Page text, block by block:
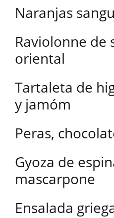
Naranjas
Raviolonne de
oriental
Tartaleta de
y jamóm
Peras,
Gyoza de
mascarpone
Ensalada